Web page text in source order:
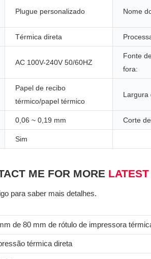
Plugue personalizado Nome
Térmica direta
AC 100V-240V 50/60HZ
Fonte
fora:
Papel de recibo
térmico/papel térmico
Largura
0,06 ~ 0,19 mm Corte
Sim
ME FOR MORE
para saber mais detalhes.
de 80 mm de rótulo de impressora
térmica direta